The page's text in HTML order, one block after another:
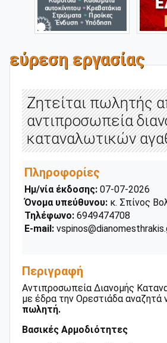
εύρεση εργασίας
Ζητείται πωλητής
αντιπροσωπεία
καταναλωτικών
Πληροφορίες
Ημ/νία έκδοσης: 07-07-2026
Όνομα υπεύθυνου: κ. Σπίνος
Τηλέφωνο: 6949474708
E-mail:
Περιγραφή
Αντιπροσωπεία Διανομής
με έδρα την Ορεστιάδα αναζητά
πωλητή.
Βασικές Αρμοδιότητες